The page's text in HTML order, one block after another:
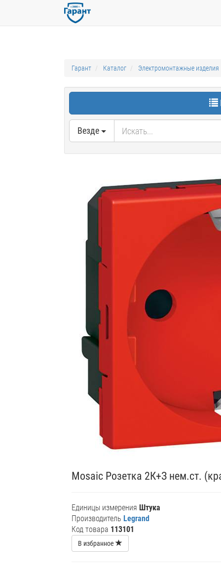
Гарант Каталог Электромонтажные изделия
Везде
Mosaic Розетка 2К+З нем.ст.
Единицы измерения Штука
Производитель Legrand
Код товара 113101
В избранное